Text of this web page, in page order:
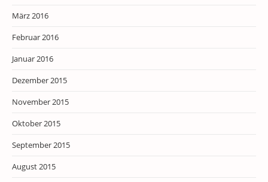
März 2016
Februar 2016
Januar 2016
Dezember 2015
November 2015
Oktober 2015
September 2015
August 2015